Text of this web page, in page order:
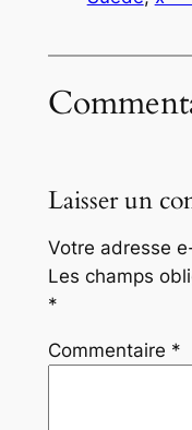
Laisser un
Votre adresse
Les champs
*
Commentaire *